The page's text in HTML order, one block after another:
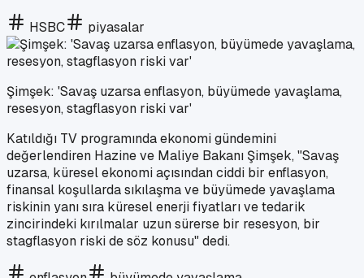
HSBC piyasalar
Şimşek: 'Savaş uzarsa enflasyon, büyümede yavaşlama,
resesyon, stagflasyon riski var'
Katıldığı TV programında ekonomi gündemini
değerlendiren Hazine ve Maliye Bakanı Şimşek, ⁠"Savaş
uzarsa, küresel ekonomi açısından ciddi bir enflasyon,
finansal koşullarda sıkılaşma ve büyümede yavaşlama
riskinin yanı sıra küresel enerji fiyatları ve tedarik
zincirindeki kırılmalar uzun sürerse bir resesyon, bir
stagflasyon riski de söz konusu" dedi.